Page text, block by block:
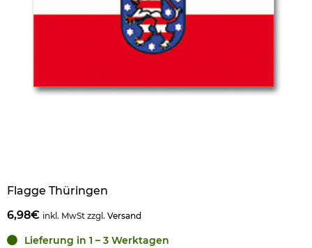
Flagge Thüringen
6,98€ inkl. MwSt zzgl. Versand
Lieferung in 1 – 3 Werktagen